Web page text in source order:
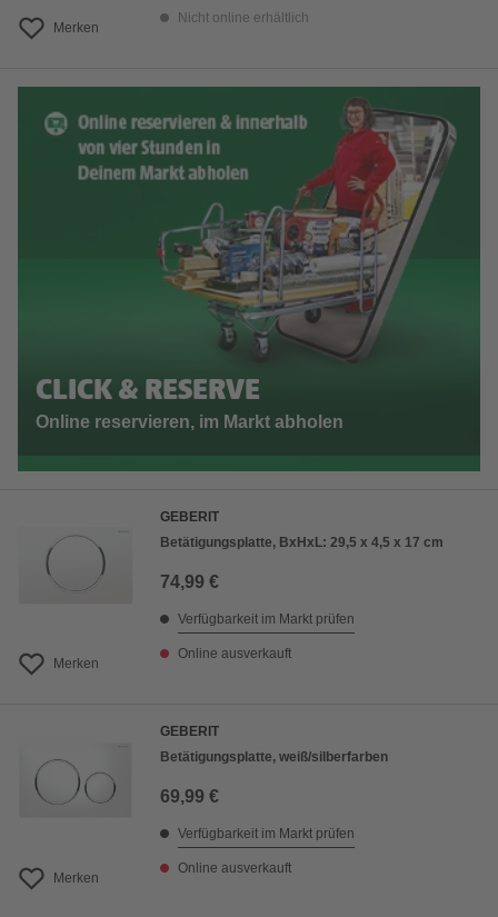
Merken
Nicht online erhältlich
CLICK & RESERVE
Online reservieren, im Markt abholen
Merken
GEBERIT
Betätigungsplatte, BxHxL: 29,5 x 4,5 x 17 cm
74,99 €
Verfügbarkeit im Markt prüfen
Online ausverkauft
Merken
GEBERIT
Betätigungsplatte, weiß/silberfarben
69,99 €
Verfügbarkeit im Markt prüfen
Online ausverkauft